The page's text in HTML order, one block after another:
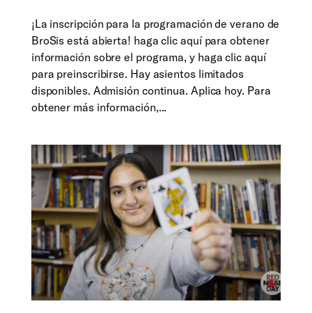
¡La inscripción para la programación de verano de
BroSis está abierta! haga clic aquí para obtener
información sobre el programa, y haga clic aquí
para preinscribirse. Hay asientos limitados
disponibles. Admisión continua. Aplica hoy. Para
obtener más información,...